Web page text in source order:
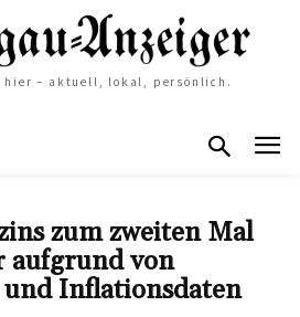
hier – aktuell, lokal, persönlich.
zum zweiten Mal
aufgrund von
Inflationsdaten